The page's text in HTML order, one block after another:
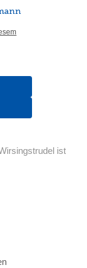
ist